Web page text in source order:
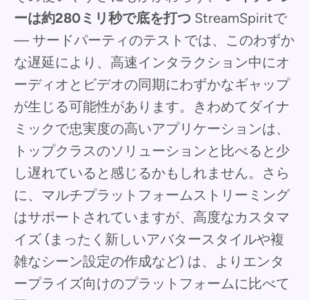
ーは約280ミリ秒で底を打つ StreamSpiritで
— サードパーティのテストでは、このわずか
な遅延により、高速インタラクション中にオ
ーディオとビデオの同期にわずかなギャップ
が生じる可能性があります。きわめてダイナ
ミックで忠実度の高いアプリケーションは、
トップクラスのソリューションと比べると少
し遅れていると感じるかもしれません。さら
に、マルチプラットフォームストリーミング
はサポートされていますが、高度なカスタマ
イズ (まったく新しいアバタースタイルや複
雑なシーン設定の作成など) は、よりエンタ
ープライズ向けのプラットフォームに比べて